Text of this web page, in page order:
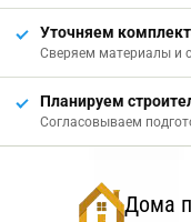
Уточняем
Сверяем материалы и
Планируем
Согласовываем
Дома